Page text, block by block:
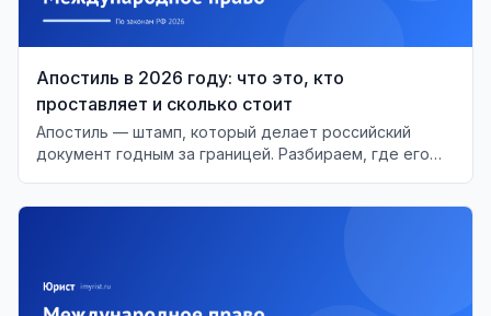
Апостиль в 2026 году: что это, кто
проставляет и сколько стоит
Апостиль — штамп, который делает российский
документ годным за границей. Разбираем, где его